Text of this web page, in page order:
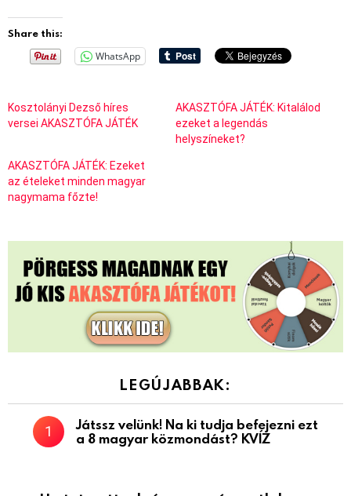
Share this:
WhatsApp
Kosztolányi Dezső híres
versei AKASZTÓFA JÁTÉK
AKASZTÓFA JÁTÉK: Kitalálod
ezeket a legendás
helyszíneket?
AKASZTÓFA JÁTÉK: Ezeket
az ételeket minden magyar
nagymama főzte!
LEGÚJABBAK:
Játssz velünk! Na ki tudja befejezni ezt
a 8 magyar közmondást? KVÍZ